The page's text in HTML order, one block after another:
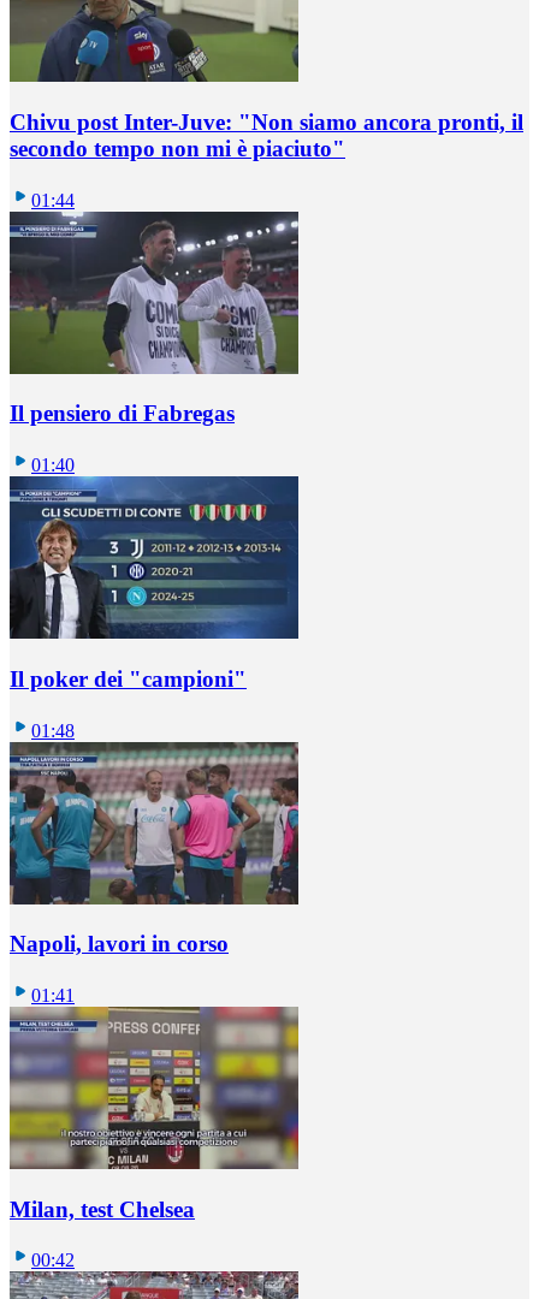
Chivu post Inter-Juve: "Non siamo ancora pronti, il
secondo tempo non mi è piaciuto"
01:44
Il pensiero di Fabregas
01:40
Il poker dei "campioni"
01:48
Napoli, lavori in corso
01:41
Milan, test Chelsea
00:42